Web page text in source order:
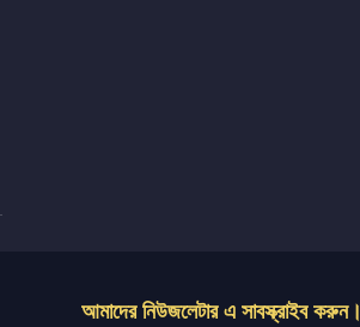
আমাদের নিউজলেটার এ সাবস্ক্রাইব করুন।